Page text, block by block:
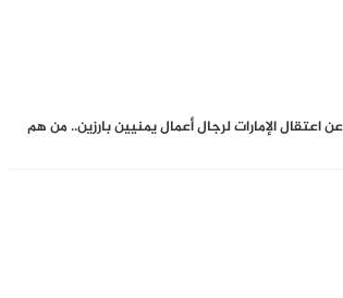
الإمارات لرجال أعمال يمنيين بارزين.. من هم